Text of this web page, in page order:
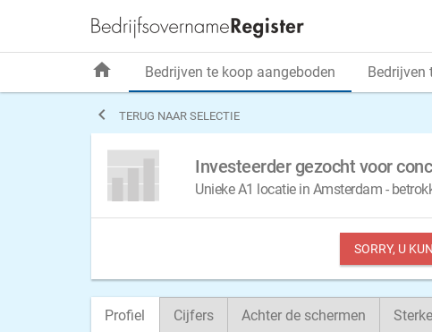
 TERUG NAAR SELECTIE
Investeerder gezocht voor
Unieke A1 locatie in Amsterdam -
SORRY, U
Profiel Cijfers Achter de schermen
home Bedrijven te koop aangeboden Bedrijven